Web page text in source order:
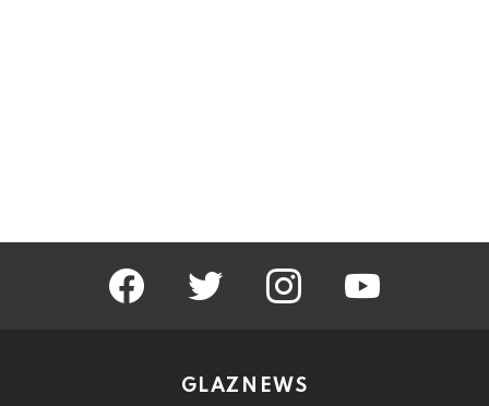
facebook twitter instagram youtube
GLAZNEWS